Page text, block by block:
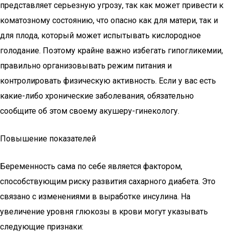
представляет серьезную угрозу, так как может привести к
коматозному состоянию, что опасно как для матери, так и
для плода, который может испытывать кислородное
голодание. Поэтому крайне важно избегать гипогликемии,
правильно организовывать режим питания и
контролировать физическую активность. Если у вас есть
какие-либо хронические заболевания, обязательно
сообщите об этом своему акушеру-гинекологу.
Повышение показателей
Беременность сама по себе является фактором,
способствующим риску развития сахарного диабета. Это
связано с изменениями в выработке инсулина. На
увеличение уровня глюкозы в крови могут указывать
следующие признаки: